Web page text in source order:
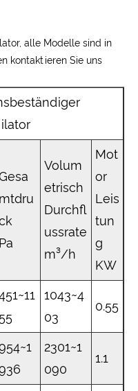
alle Modelle sind in
kontaktieren Sie uns
mtdru
Pa
Volum
etrisch
Durchfl
ussrate
m³/h
Mot
or
Leis
tun
g
KW
55
1043~4
03
0.55
2301~1
090
1.1